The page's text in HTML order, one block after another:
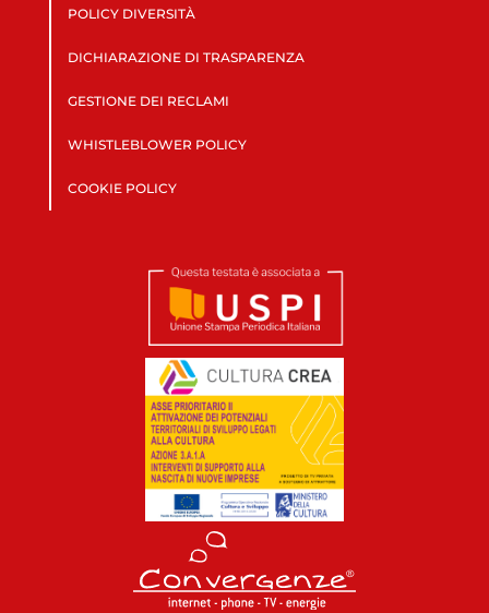
POLICY DIVERSITÀ
DICHIARAZIONE DI TRASPARENZA
GESTIONE DEI RECLAMI
WHISTLEBLOWER POLICY
COOKIE POLICY